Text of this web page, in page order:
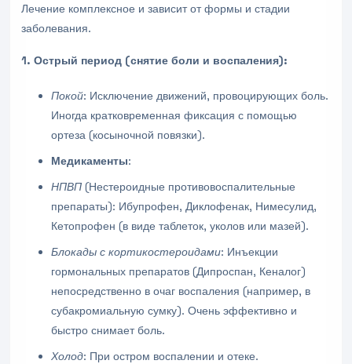
Лечение комплексное и зависит от формы и стадии
заболевания.
1. Острый период (снятие боли и воспаления):
Покой: Исключение движений, провоцирующих боль.
Иногда кратковременная фиксация с помощью
ортеза (косыночной повязки).
Медикаменты:
НПВП (Нестероидные противовоспалительные
препараты): Ибупрофен, Диклофенак, Нимесулид,
Кетопрофен (в виде таблеток, уколов или мазей).
Блокады с кортикостероидами: Инъекции
гормональных препаратов (Дипроспан, Кеналог)
непосредственно в очаг воспаления (например, в
субакромиальную сумку). Очень эффективно и
быстро снимает боль.
Холод: При остром воспалении и отеке.